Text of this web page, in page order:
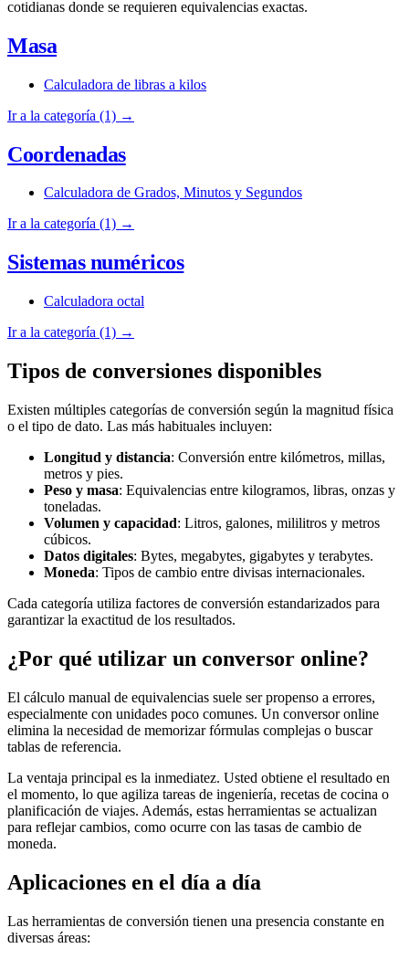
cotidianas donde se requieren equivalencias exactas.
Masa
Calculadora de libras a kilos
Ir a la categoría (1) →
Coordenadas
Calculadora de Grados, Minutos y Segundos
Ir a la categoría (1) →
Sistemas numéricos
Calculadora octal
Ir a la categoría (1) →
Tipos de conversiones disponibles
Existen múltiples categorías de conversión según la magnitud física
o el tipo de dato. Las más habituales incluyen:
Longitud y distancia: Conversión entre kilómetros, millas,
metros y pies.
Peso y masa: Equivalencias entre kilogramos, libras, onzas y
toneladas.
Volumen y capacidad: Litros, galones, mililitros y metros
cúbicos.
Datos digitales: Bytes, megabytes, gigabytes y terabytes.
Moneda: Tipos de cambio entre divisas internacionales.
Cada categoría utiliza factores de conversión estandarizados para
garantizar la exactitud de los resultados.
¿Por qué utilizar un conversor online?
El cálculo manual de equivalencias suele ser propenso a errores,
especialmente con unidades poco comunes. Un conversor online
elimina la necesidad de memorizar fórmulas complejas o buscar
tablas de referencia.
La ventaja principal es la inmediatez. Usted obtiene el resultado en
el momento, lo que agiliza tareas de ingeniería, recetas de cocina o
planificación de viajes. Además, estas herramientas se actualizan
para reflejar cambios, como ocurre con las tasas de cambio de
moneda.
Aplicaciones en el día a día
Las herramientas de conversión tienen una presencia constante en
diversas áreas: